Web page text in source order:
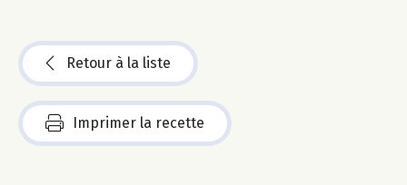
Retour à la liste
Imprimer la recette